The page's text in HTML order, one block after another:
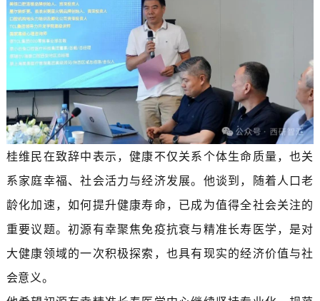
桂维民在致辞中表示，健康不仅关系个体生命质量，也关
系家庭幸福、社会活力与经济发展。他谈到，随着人口老
龄化加速，如何提升健康寿命，已成为值得全社会关注的
重要议题。初源有幸聚焦免疫抗衰与精准长寿医学，是对
大健康领域的一次积极探索，也具有现实的经济价值与社
会意义。